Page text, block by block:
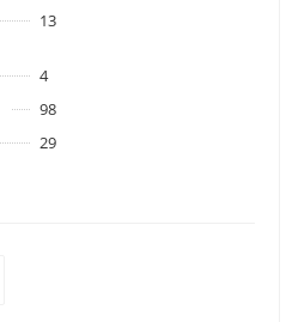
13
4
98
29